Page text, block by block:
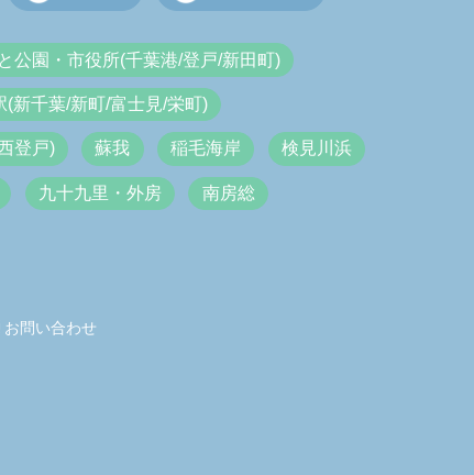
公園・市役所(千葉港/登戸/新田町)
(新千葉/新町/富士見/栄町)
登戸) 蘇我 稲毛海岸 検見川浜
九十九里・外房 南房総
お問い合わせ